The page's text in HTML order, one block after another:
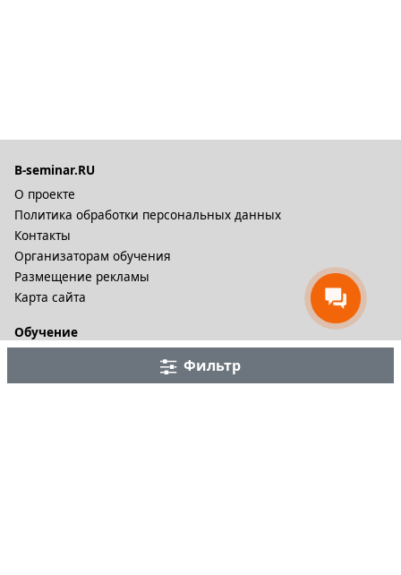
Фильтр
B-seminar.RU
О проекте
Политика обработки персональных данных
Контакты
Организаторам обучения
Размещение рекламы
Карта сайта
Обучение
Дистационное обучение и видеокурсы